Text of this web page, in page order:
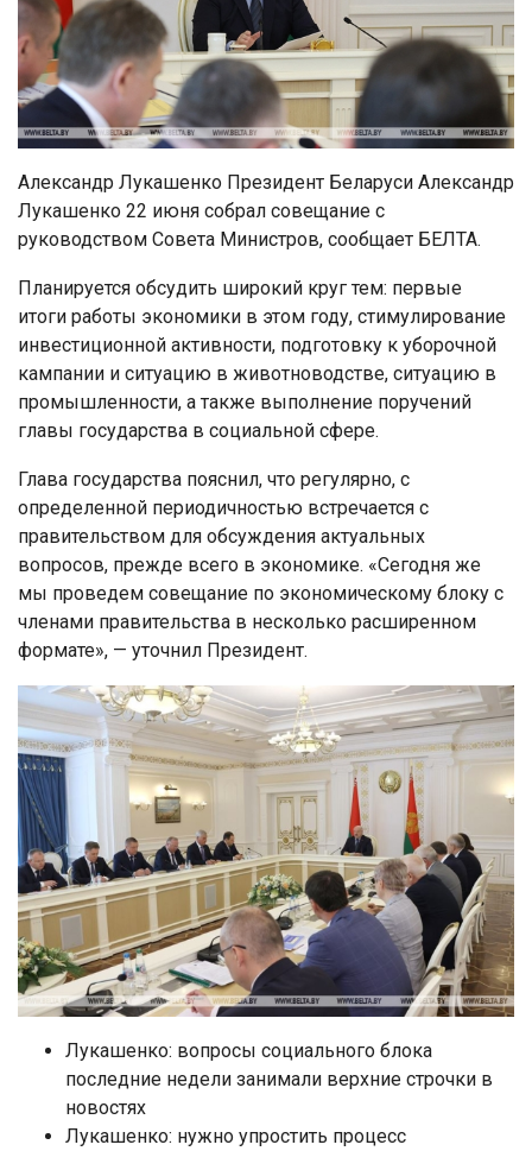
Александр Лукашенко Президент Беларуси Александр
Лукашенко 22 июня собрал совещание с
руководством Совета Министров, сообщает БЕЛТА.
Планируется обсудить широкий круг тем: первые
итоги работы экономики в этом году, стимулирование
инвестиционной активности, подготовку к уборочной
кампании и ситуацию в животноводстве, ситуацию в
промышленности, а также выполнение поручений
главы государства в социальной сфере.
Глава государства пояснил, что регулярно, с
определенной периодичностью встречается с
правительством для обсуждения актуальных
вопросов, прежде всего в экономике. «Сегодня же
мы проведем совещание по экономическому блоку с
членами правительства в несколько расширенном
формате», — уточнил Президент.
Лукашенко: вопросы социального блока
последние недели занимали верхние строчки в
новостях
Лукашенко: нужно упростить процесс